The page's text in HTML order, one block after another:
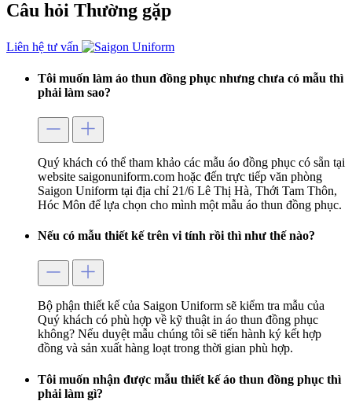
Câu hỏi Thường gặp
Liên hệ tư vấn
Tôi muốn làm áo thun đồng phục nhưng chưa có mẫu thì
phải làm sao?
Quý khách có thể tham khảo các mẫu áo đồng phục có sẵn tại
website saigonuniform.com hoặc đến trực tiếp văn phòng
Saigon Uniform tại địa chỉ 21/6 Lê Thị Hà, Thới Tam Thôn,
Hóc Môn để lựa chọn cho mình một mẫu áo thun đồng phục.
Nếu có mẫu thiết kế trên vi tính rồi thì như thế nào?
Bộ phận thiết kế của Saigon Uniform sẽ kiểm tra mẫu của
Quý khách có phù hợp về kỹ thuật in áo thun đồng phục
không? Nếu duyệt mẫu chúng tôi sẽ tiến hành ký kết hợp
đồng và sản xuất hàng loạt trong thời gian phù hợp.
Tôi muốn nhận được mẫu thiết kế áo thun đồng phục thì
phải làm gì?